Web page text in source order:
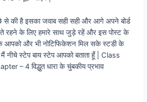
से की है इसका जवाब सही सही और आगे अपने बोर्ड
रहने के लिए हमारे साथ जुड़े रहें और इस पोस्ट के
आपको और भी नोटिफिकेशन मिल सके स्टडी के
नीचे स्टेप बाय स्टेप आपको बताता हूँ | Class
– 4 विद्धुत धारा के चुंबकीय प्रभाव